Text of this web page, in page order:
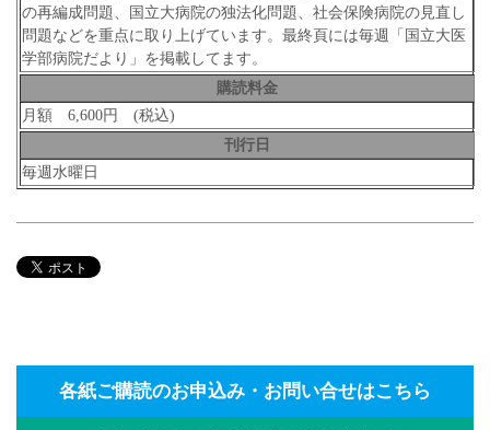
の再編成問題、国立大病院の独法化問題、社会保険病院の見直し
問題などを重点に取り上げています。最終頁には毎週「国立大医
学部病院だより」を掲載してます。
購読料金
月額 6,600円 (税込)
刊行日
毎週水曜日
各紙ご購読のお申込み・お問い合せはこちら